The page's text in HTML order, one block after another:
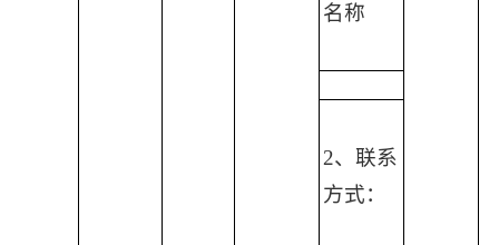
名称
2、联系
方式：